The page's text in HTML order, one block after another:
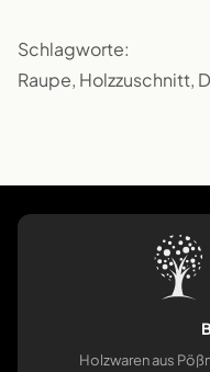
Schlagworte:
Raupe, Holzzuschnitt,
Holzwaren aus